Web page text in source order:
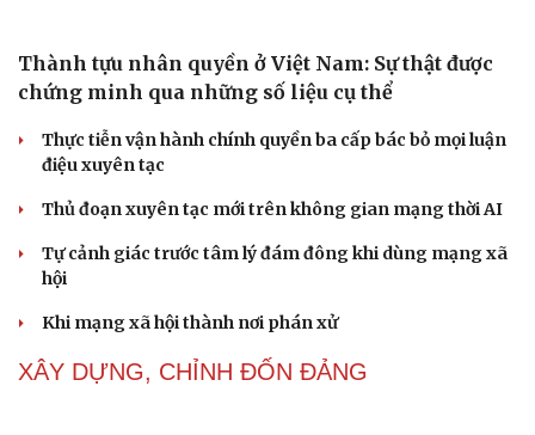
Thành tựu nhân quyền ở Việt Nam: Sự thật được
chứng minh qua những số liệu cụ thể
Thực tiễn vận hành chính quyền ba cấp bác bỏ mọi luận
điệu xuyên tạc
Thủ đoạn xuyên tạc mới trên không gian mạng thời AI
Tự cảnh giác trước tâm lý đám đông khi dùng mạng xã
hội
Khi mạng xã hội thành nơi phán xử
XÂY DỰNG, CHỈNH ĐỐN ĐẢNG